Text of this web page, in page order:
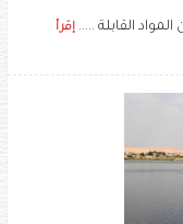
القابلة ..... إقرأ